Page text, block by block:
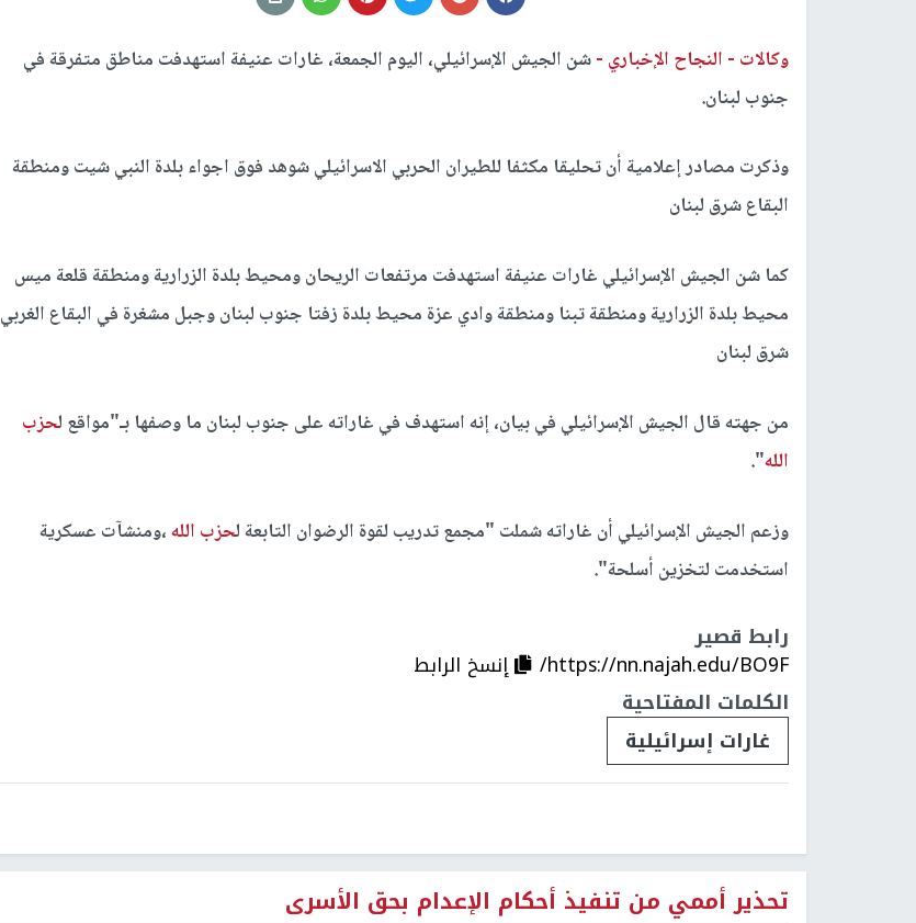
وكالات - النجاح الإخباري -شن الجيش الإسرائيلي، اليوم الجمعة، غارات عنيفة استهدفت مناطق متفرقة في
جنوب لبنان.
وذكرت مصادر إعلامية أن تحليقا مكثفا للطيران الحربي الاسرائيلي شوهد فوق اجواء بلدة النبي شيت ومنطقة
البقاع شرق لبنان
كما شن الجيش الإسرائيلي غارات عنيفة استهدفت مرتفعات الريحان ومحيط بلدة الزرارية ومنطقة قلعة ميس
محيط بلدة الزرارية ومنطقة تبنا ومنطقة وادي عزة محيط بلدة زفتا جنوب لبنان وجبل مشغرة في البقاع الغربي
شرق لبنان
من جهته قال الجيش الإسرائيلي في بيان، إنه استهدف في غاراته على جنوب لبنان ما وصفها بـ"مواقع لحزب
الله".
وزعم الجيش الإسرائيلي أن غاراته شملت "مجمع تدريب لقوة الرضوان التابعة لحزب الله،ومنشآت عسكرية
استخدمت لتخزين أسلحة".
رابط قصير
https://nn.najah.edu/BO9F/
إنسخ الرابط
الكلمات المفتاحية
غارات إسرائيلية
تحذير أممي من تنفيذ أحكام الإعدام بحق الأسرى